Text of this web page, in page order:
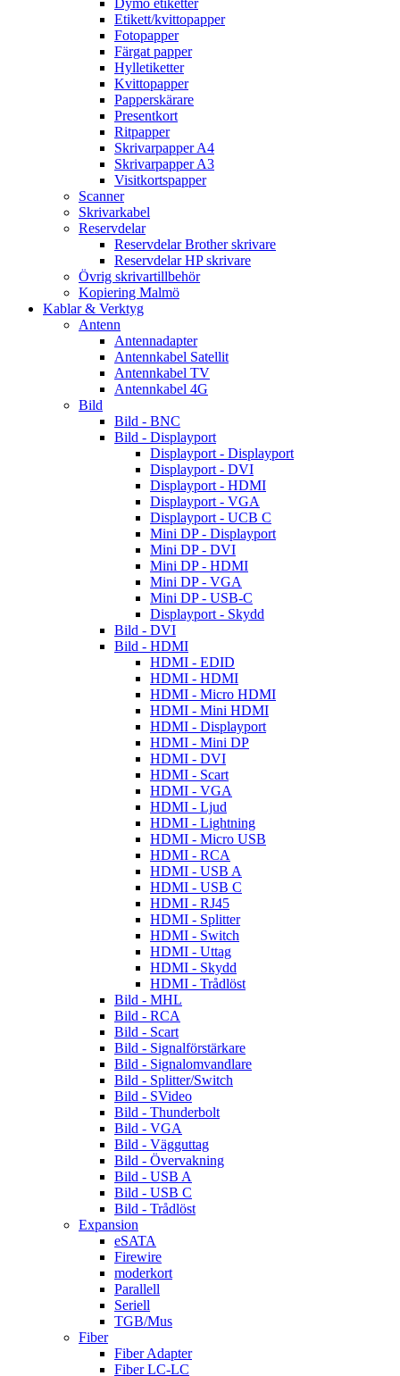
Dymo etiketter
Etikett/kvittopapper
Fotopapper
Färgat papper
Hylletiketter
Kvittopapper
Papperskärare
Presentkort
Ritpapper
Skrivarpapper A4
Skrivarpapper A3
Visitkortspapper
Scanner
Skrivarkabel
Reservdelar
Reservdelar Brother skrivare
Reservdelar HP skrivare
Övrig skrivartillbehör
Kopiering Malmö
Kablar & Verktyg
Antenn
Antennadapter
Antennkabel Satellit
Antennkabel TV
Antennkabel 4G
Bild
Bild - BNC
Bild - Displayport
Displayport - Displayport
Displayport - DVI
Displayport - HDMI
Displayport - VGA
Displayport - UCB C
Mini DP - Displayport
Mini DP - DVI
Mini DP - HDMI
Mini DP - VGA
Mini DP - USB-C
Displayport - Skydd
Bild - DVI
Bild - HDMI
HDMI - EDID
HDMI - HDMI
HDMI - Micro HDMI
HDMI - Mini HDMI
HDMI - Displayport
HDMI - Mini DP
HDMI - DVI
HDMI - Scart
HDMI - VGA
HDMI - Ljud
HDMI - Lightning
HDMI - Micro USB
HDMI - RCA
HDMI - USB A
HDMI - USB C
HDMI - RJ45
HDMI - Splitter
HDMI - Switch
HDMI - Uttag
HDMI - Skydd
HDMI - Trådlöst
Bild - MHL
Bild - RCA
Bild - Scart
Bild - Signalförstärkare
Bild - Signalomvandlare
Bild - Splitter/Switch
Bild - SVideo
Bild - Thunderbolt
Bild - VGA
Bild - Vägguttag
Bild - Övervakning
Bild - USB A
Bild - USB C
Bild - Trådlöst
Expansion
eSATA
Firewire
moderkort
Parallell
Seriell
TGB/Mus
Fiber
Fiber Adapter
Fiber LC-LC